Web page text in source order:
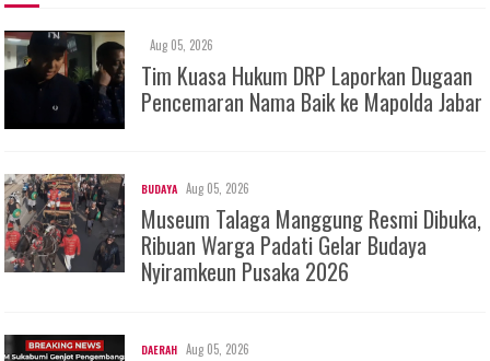
Aug 05, 2026
Tim Kuasa Hukum DRP Laporkan Dugaan
Pencemaran Nama Baik ke Mapolda Jabar
BUDAYA Aug 05, 2026
Museum Talaga Manggung Resmi Dibuka,
Ribuan Warga Padati Gelar Budaya
Nyiramkeun Pusaka 2026
DAERAH Aug 05, 2026